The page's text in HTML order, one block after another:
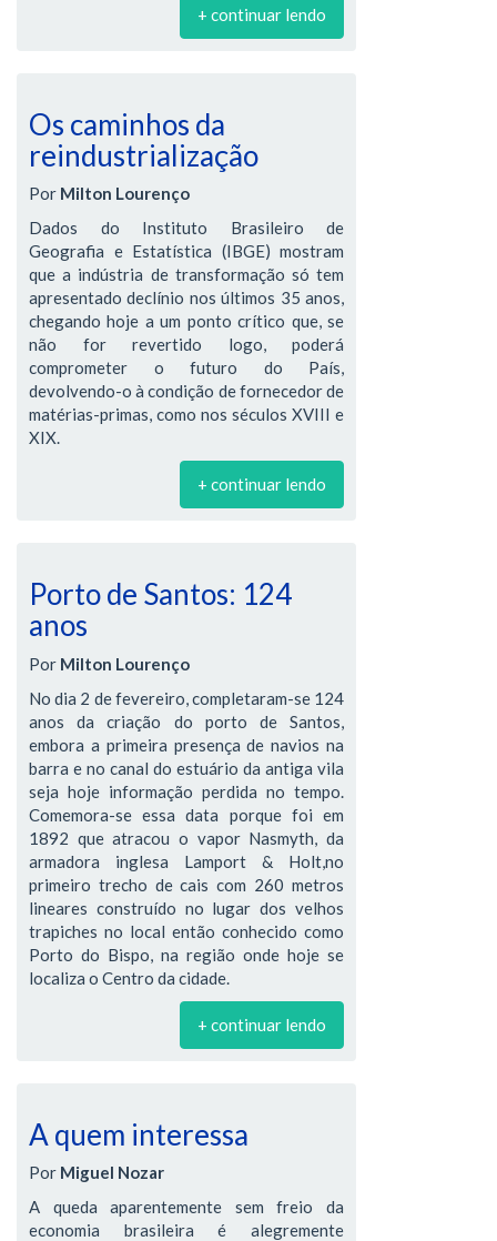
+ continuar lendo
Os caminhos da
reindustrialização
Por Milton Lourenço
Dados do Instituto Brasileiro de
Geografia e Estatística (IBGE) mostram
que a indústria de transformação só tem
apresentado declínio nos últimos 35 anos,
chegando hoje a um ponto crítico que, se
não for revertido logo, poderá
comprometer o futuro do País,
devolvendo-o à condição de fornecedor de
matérias-primas, como nos séculos XVIII e
XIX.
+ continuar lendo
Porto de Santos: 124
anos
Por Milton Lourenço
No dia 2 de fevereiro, completaram-se 124
anos da criação do porto de Santos,
embora a primeira presença de navios na
barra e no canal do estuário da antiga vila
seja hoje informação perdida no tempo.
Comemora-se essa data porque foi em
1892 que atracou o vapor Nasmyth, da
armadora inglesa Lamport & Holt,no
primeiro trecho de cais com 260 metros
lineares construído no lugar dos velhos
trapiches no local então conhecido como
Porto do Bispo, na região onde hoje se
localiza o Centro da cidade.
+ continuar lendo
A quem interessa
Por Miguel Nozar
A queda aparentemente sem freio da
economia brasileira é alegremente